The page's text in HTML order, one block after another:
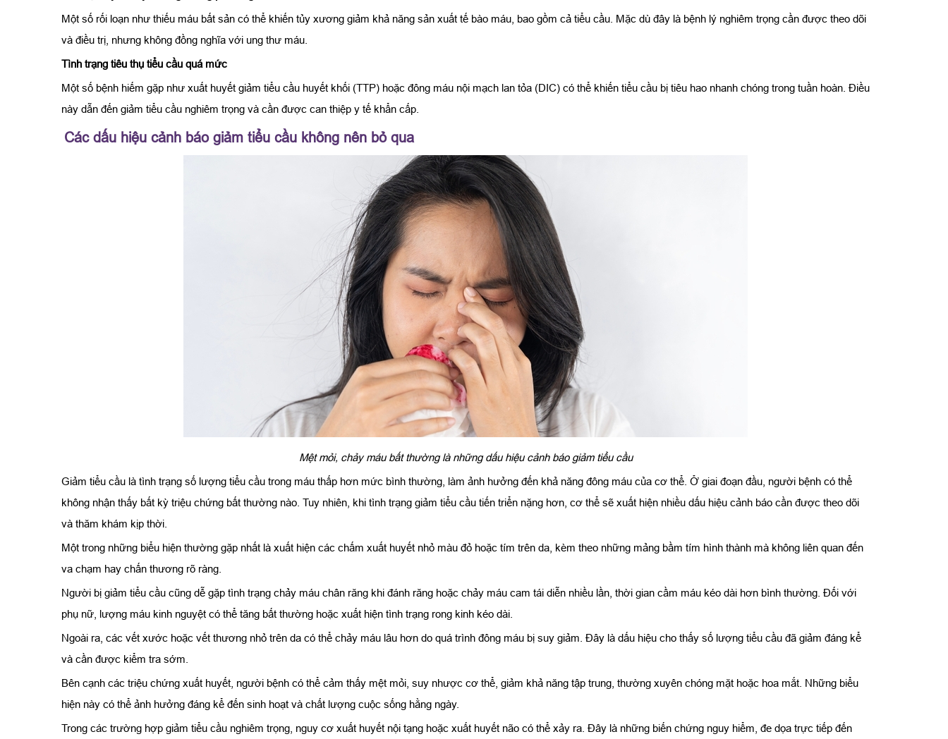
Một số rối loạn như thiếu máu bất sản có thể khiến tủy xương giảm khả năng sản xuất tế bào máu, bao gồm cả tiểu cầu. Mặc dù đây là bệnh lý nghiêm trọng cần được theo dõi
và điều trị, nhưng không đồng nghĩa với ung thư máu.
Tình trạng tiêu thụ tiểu cầu quá mức
Một số bệnh hiếm gặp như xuất huyết giảm tiểu cầu huyết khối (TTP) hoặc đông máu nội mạch lan tỏa (DIC) có thể khiến tiểu cầu bị tiêu hao nhanh chóng trong tuần hoàn. Điều
này dẫn đến giảm tiểu cầu nghiêm trọng và cần được can thiệp y tế khẩn cấp.
Các dấu hiệu cảnh báo giảm tiểu cầu không nên bỏ qua
Mệt mỏi, chảy máu bất thường là những dấu hiệu cảnh báo giảm tiểu cầu
Giảm tiểu cầu là tình trạng số lượng tiểu cầu trong máu thấp hơn mức bình thường, làm ảnh hưởng đến khả năng đông máu của cơ thể. Ở giai đoạn đầu, người bệnh có thể
không nhận thấy bất kỳ triệu chứng bất thường nào. Tuy nhiên, khi tình trạng giảm tiểu cầu tiến triển nặng hơn, cơ thể sẽ xuất hiện nhiều dấu hiệu cảnh báo cần được theo dõi
và thăm khám kịp thời.
Một trong những biểu hiện thường gặp nhất là xuất hiện các chấm xuất huyết nhỏ màu đỏ hoặc tím trên da, kèm theo những mảng bầm tím hình thành mà không liên quan đến
va chạm hay chấn thương rõ ràng.
Người bị giảm tiểu cầu cũng dễ gặp tình trạng chảy máu chân răng khi đánh răng hoặc chảy máu cam tái diễn nhiều lần, thời gian cầm máu kéo dài hơn bình thường. Đối với
phụ nữ, lượng máu kinh nguyệt có thể tăng bất thường hoặc xuất hiện tình trạng rong kinh kéo dài.
Ngoài ra, các vết xước hoặc vết thương nhỏ trên da có thể chảy máu lâu hơn do quá trình đông máu bị suy giảm. Đây là dấu hiệu cho thấy số lượng tiểu cầu đã giảm đáng kể
và cần được kiểm tra sớm.
Bên cạnh các triệu chứng xuất huyết, người bệnh có thể cảm thấy mệt mỏi, suy nhược cơ thể, giảm khả năng tập trung, thường xuyên chóng mặt hoặc hoa mắt. Những biểu
hiện này có thể ảnh hưởng đáng kể đến sinh hoạt và chất lượng cuộc sống hằng ngày.
Trong các trường hợp giảm tiểu cầu nghiêm trọng, nguy cơ xuất huyết nội tạng hoặc xuất huyết não có thể xảy ra. Đây là những biến chứng nguy hiểm, đe dọa trực tiếp đến